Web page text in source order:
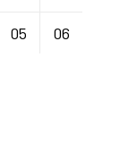
05 06